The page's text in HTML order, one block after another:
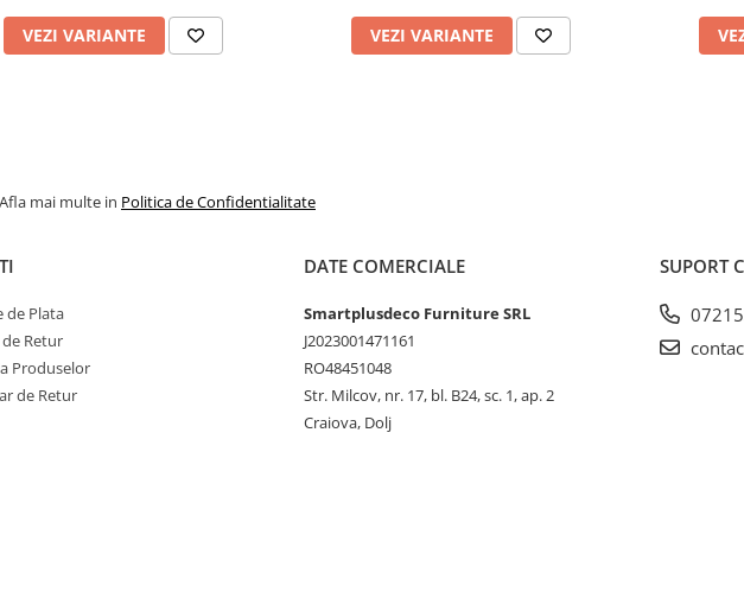
VEZI VARIANTE VEZI VARIANTE
mai multe in Politica de Confidentialitate
de Plata
Retur
Produselor
de Retur
DATE COMERCIALE
Smartplusdeco Furniture SRL
J2023001471161
RO48451048
Str. Milcov, nr. 17, bl. B24, sc. 1, ap. 2
Craiova, Dolj
SUPORT